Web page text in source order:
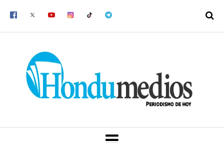
MENU